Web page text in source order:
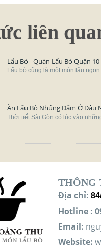
liên
Lẩu Bò - Quán Lẩu Bò Quận 10
Lẩu bò cũng là một món lẩu
Ăn Lẩu Bò Nhúng Dấm Ở Đâu
Thời tiết Sài Gòn có lúc vào
THÔNG
Địa chỉ:
Hotline :
Email:
Website: